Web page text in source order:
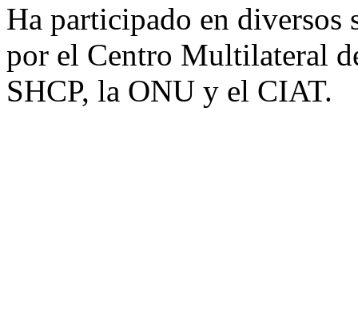
Ha participado en diversos
por el Centro Multilateral
SHCP, la ONU y el CIAT.